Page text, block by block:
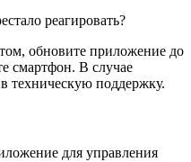
реагировать?
обновите приложение до
смартфон. В случае
техническую поддержку.
для управления